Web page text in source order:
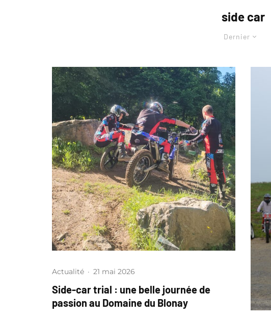
side car
Dernier
Actualité · 21 mai 2026
Side-car trial : une belle journée de
passion au Domaine du Blonay